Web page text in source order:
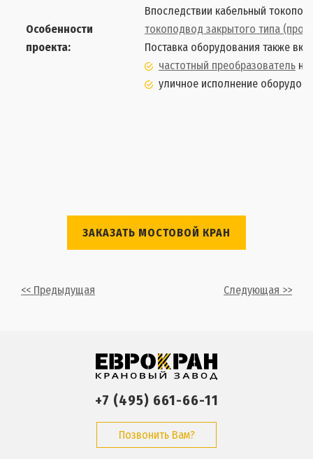
Особенности
проекта:
Впоследствии кабельный
токоподвод закрытого типа
Поставка оборудования также
частотный преобразователь на
уличное исполнение
ЗАКАЗАТЬ МОСТОВОЙ КРАН
<< Предыдущая Следующая >>
+7 (495) 661-66-11
Позвонить Вам?